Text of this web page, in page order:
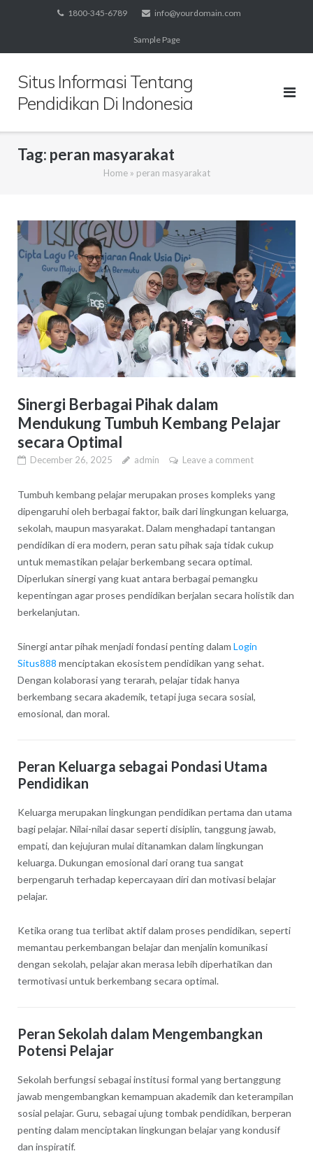
1800-345-6789 info@yourdomain.com
Sample Page
Situs Informasi Tentang
Pendidikan Di Indonesia
Tag: peran masyarakat
Home» peran masyarakat
Sinergi Berbagai Pihak dalam
Mendukung Tumbuh Kembang Pelajar
secara Optimal
December 26, 2025 admin Leave a comment
Tumbuh kembang pelajar merupakan proses kompleks yang
dipengaruhi oleh berbagai faktor, baik dari lingkungan keluarga,
sekolah, maupun masyarakat. Dalam menghadapi tantangan
pendidikan di era modern, peran satu pihak saja tidak cukup
untuk memastikan pelajar berkembang secara optimal.
Diperlukan sinergi yang kuat antara berbagai pemangku
kepentingan agar proses pendidikan berjalan secara holistik dan
berkelanjutan.
Sinergi antar pihak menjadi fondasi penting dalam Login
Situs888 menciptakan ekosistem pendidikan yang sehat.
Dengan kolaborasi yang terarah, pelajar tidak hanya
berkembang secara akademik, tetapi juga secara sosial,
emosional, dan moral.
Peran Keluarga sebagai Pondasi Utama
Pendidikan
Keluarga merupakan lingkungan pendidikan pertama dan utama
bagi pelajar. Nilai-nilai dasar seperti disiplin, tanggung jawab,
empati, dan kejujuran mulai ditanamkan dalam lingkungan
keluarga. Dukungan emosional dari orang tua sangat
berpengaruh terhadap kepercayaan diri dan motivasi belajar
pelajar.
Ketika orang tua terlibat aktif dalam proses pendidikan, seperti
memantau perkembangan belajar dan menjalin komunikasi
dengan sekolah, pelajar akan merasa lebih diperhatikan dan
termotivasi untuk berkembang secara optimal.
Peran Sekolah dalam Mengembangkan
Potensi Pelajar
Sekolah berfungsi sebagai institusi formal yang bertanggung
jawab mengembangkan kemampuan akademik dan keterampilan
sosial pelajar. Guru, sebagai ujung tombak pendidikan, berperan
penting dalam menciptakan lingkungan belajar yang kondusif
dan inspiratif.